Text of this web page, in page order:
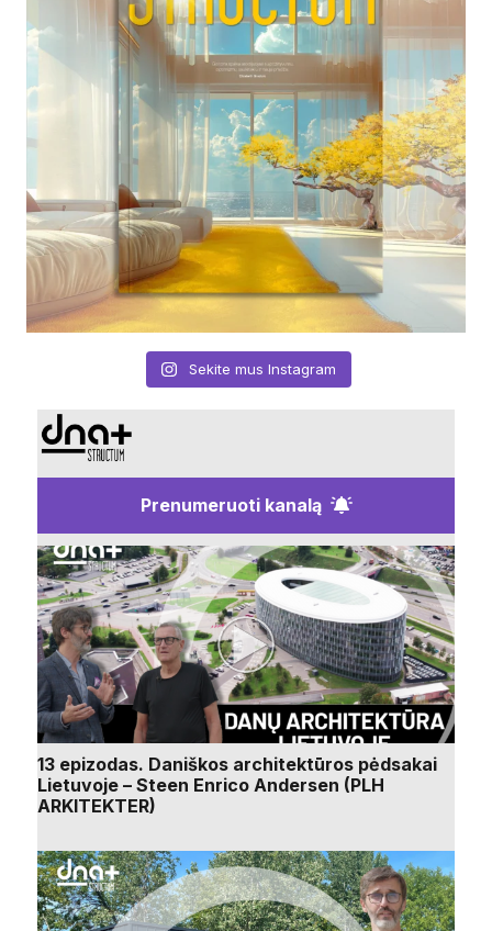
Sekite mus Instagram
Prenumeruoti kanalą
13 epizodas. Daniškos architektūros pėdsakai
Lietuvoje – Steen Enrico Andersen (PLH
ARKITEKTER)